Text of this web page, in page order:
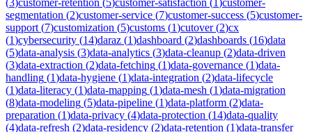
segmentation (2)customer-service (7)customer-success (5)customer-
support (7)customization (5)customs (1)cutover(2)cx
(1)cybersecurity (14)daraz (1)dashboard (2)dashboards (16)data
(5)data-analysis (3)data-analytics (3)data-cleanup (2)data-driven
(3)data-extraction (2)data-fetching (1)data-governance (1)data-
handling (1)data-hygiene (1)data-integration (2)data-lifecycle
(1)data-literacy (1)data-mapping (1)data-mesh (1)data-migration
(8)data-modeling (5)data-pipeline (1)data-platform (2)data-
preparation (1)data-privacy (4)data-protection (14)data-quality
(4)data-refresh (2)data-residency (2)data-retention (1)data-transfer